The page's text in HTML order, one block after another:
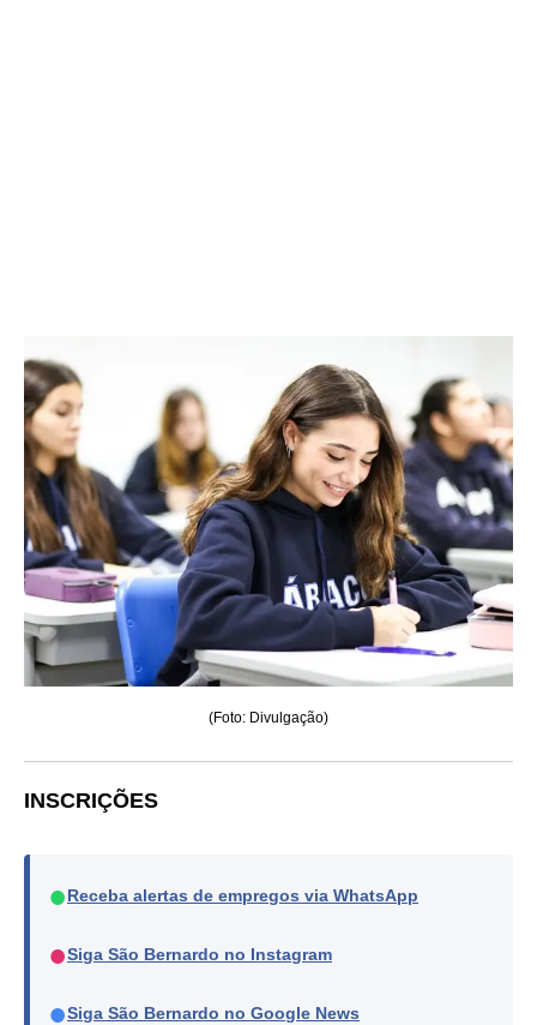
(Foto: Divulgação)
INSCRIÇÕES
● Receba alertas de empregos via WhatsApp
●Siga São Bernardo no Instagram
●Siga São Bernardo no Google News